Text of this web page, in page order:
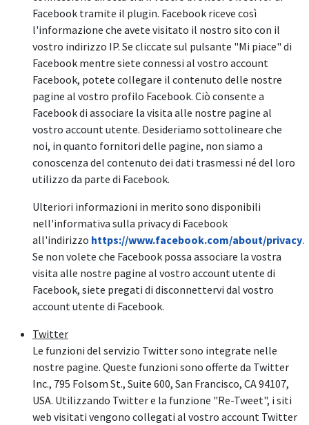
Facebook tramite il plugin. Facebook riceve così
l'informazione che avete visitato il nostro sito con il
vostro indirizzo IP. Se cliccate sul pulsante "Mi piace" di
Facebook mentre siete connessi al vostro account
Facebook, potete collegare il contenuto delle nostre
pagine al vostro profilo Facebook. Ciò consente a
Facebook di associare la visita alle nostre pagine al
vostro account utente. Desideriamo sottolineare che
noi, in quanto fornitori delle pagine, non siamo a
conoscenza del contenuto dei dati trasmessi né del loro
utilizzo da parte di Facebook.
Ulteriori informazioni in merito sono disponibili
nell'informativa sulla privacy di Facebook
all'indirizzo https://www.facebook.com/about/privacy.
Se non volete che Facebook possa associare la vostra
visita alle nostre pagine al vostro account utente di
Facebook, siete pregati di disconnettervi dal vostro
account utente di Facebook.
Twitter
Le funzioni del servizio Twitter sono integrate nelle
nostre pagine. Queste funzioni sono offerte da Twitter
Inc., 795 Folsom St., Suite 600, San Francisco, CA 94107,
USA. Utilizzando Twitter e la funzione "Re-Tweet", i siti
web visitati vengono collegati al vostro account Twitter